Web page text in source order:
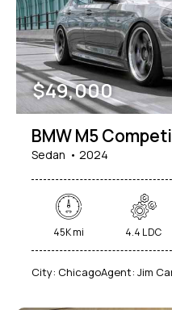
$49,000
BMW M5
Sedan 2024
45K mi 4.4 L DC
City: ChicagoAgent: Jim